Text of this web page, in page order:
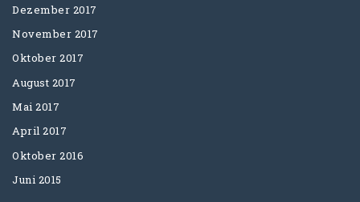
Dezember 2017
November 2017
Oktober 2017
August 2017
Mai 2017
April 2017
Oktober 2016
Juni 2015